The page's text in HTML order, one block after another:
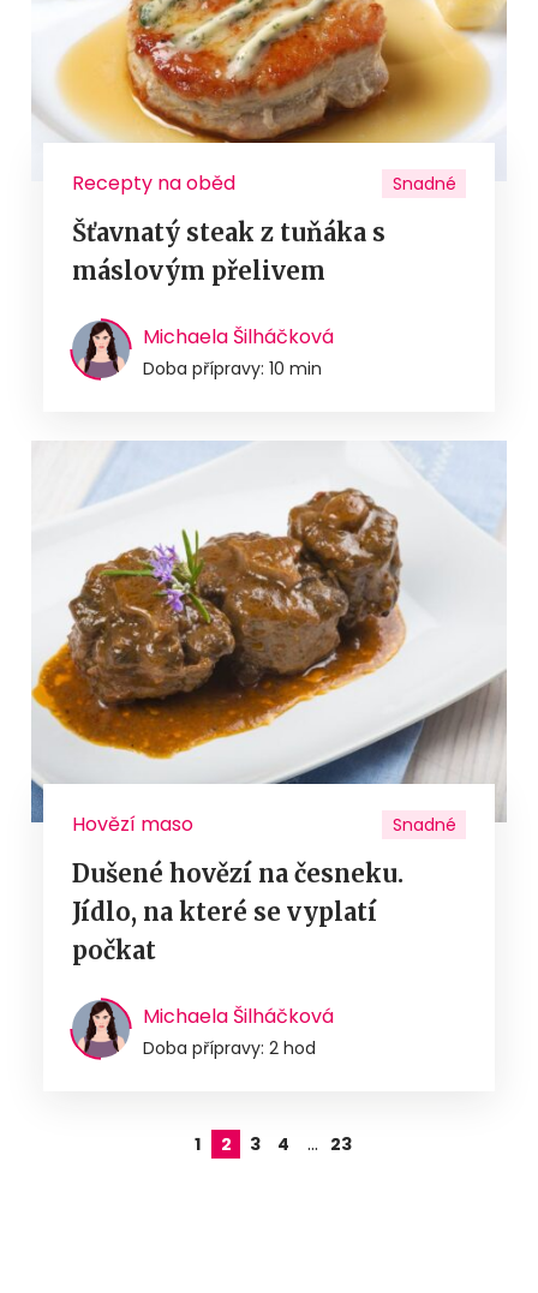
Recepty na oběd Snadné
Šťavnatý steak z tuňáka s
máslovým přelivem
Michaela Šilháčková
Doba přípravy: 10 min
Hovězí maso Snadné
Dušené hovězí na česneku.
Jídlo, na které se vyplatí
počkat
Michaela Šilháčková
Doba přípravy: 2 hod
1 2 3 4 … 23